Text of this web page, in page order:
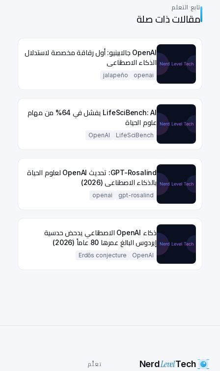
تابع التعلم
مقالات ذات صلة
OpenAI جالابينيو: أول رقاقة مخصصة لاستدلال
الذكاء الاصطناعي
openai
jalapeño
LifeSciBench: AI يفشل في 64% من مهام
علوم الحياة
LifeSciBench
OpenAI
GPT-Rosalind: تحديث OpenAI لعلوم الحياة
بالذكاء الاصطناعي (2026)
gpt-rosalind
openai
ذكاء OpenAI الاصطناعي يدحض حدسية
إيردوس البالغ عمرها 80 عاماً (2026)
OpenAI
Erdős conjecture
NerdLevelTech تعلَّم